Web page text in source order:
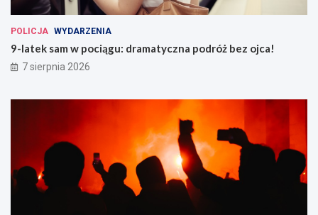
POLICJA WYDARZENIA
9-latek sam w pociągu: dramatyczna podróż bez ojca!
7 sierpnia 2026